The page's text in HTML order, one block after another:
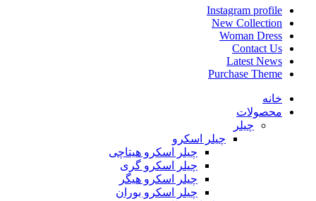
Instagram profile
New Collection
Woman Dress
Contact Us
Latest News
Purchase Theme
خانه
محصولات
چیلر
چیلر اسکرو
چیلر اسکرو هیتاچی
چیلر اسکرو گری
چیلر اسکرو هیگر
چیلر اسکرو بوران